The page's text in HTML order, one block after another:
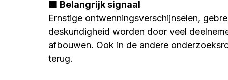
🟧 Belangrijk signaal
Ernstige ontwenningsverschijnselen,
deskundigheid worden door veel
afbouwen. Ook in de andere
terug.